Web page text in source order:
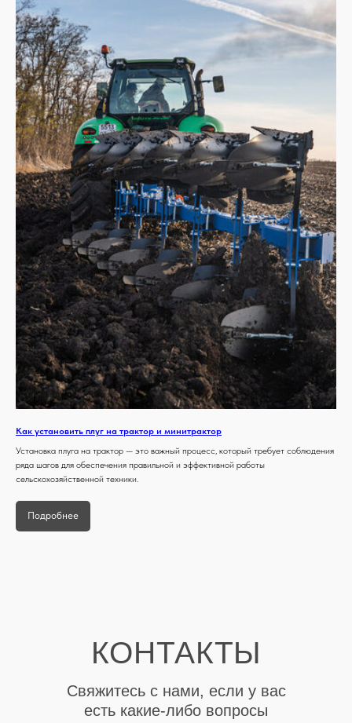
Как установить плуг на трактор и минитрактор
Установка плуга на трактор — это важный процесс, который требует соблюдения
ряда шагов для обеспечения правильной и эффективной работы
сельскохозяйственной техники.
Подробнее